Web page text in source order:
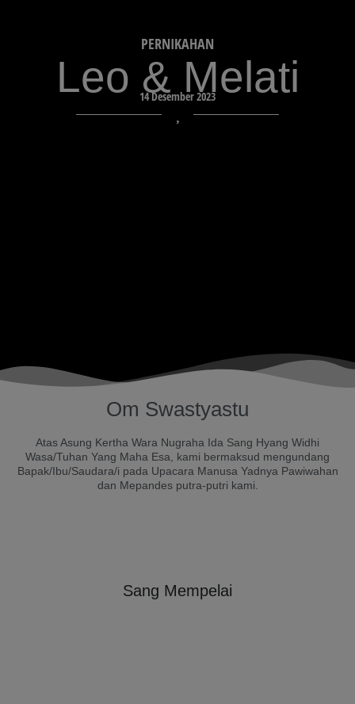
PERNIKAHAN
Leo & Melati
14 Desember 2023
Om Swastyastu
Atas Asung Kertha Wara Nugraha Ida Sang Hyang Widhi
Wasa/Tuhan Yang Maha Esa, kami bermaksud mengundang
Bapak/Ibu/Saudara/i pada Upacara Manusa Yadnya Pawiwahan
dan Mepandes putra-putri kami.
Sang Mempelai